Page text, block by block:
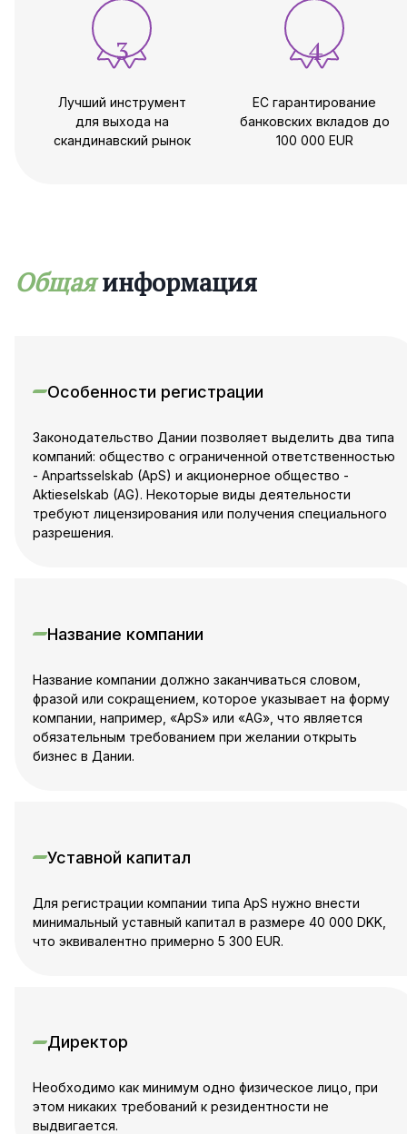
3
Лучший инструмент
для выхода на
скандинавский рынок
4
ЕС гарантирование
банковских вкладов до
100 000 EUR
Общая информация
Особенности регистрации
Законодательство Дании позволяет выделить два типа
компаний: общество с ограниченной ответственностью
- Anpartsselskab (ApS) и акционерное общество -
Aktieselskab (AG). Некоторые виды деятельности
требуют лицензирования или получения специального
разрешения.
Название компании
Название компании должно заканчиваться словом,
фразой или сокращением, которое указывает на форму
компании, например, «ApS» или «AG», что является
обязательным требованием при желании открыть
бизнес в Дании.
Уставной капитал
Для регистрации компании типа ApS нужно внести
минимальный уставный капитал в размере 40 000 DKK,
что эквивалентно примерно 5 300 EUR.
Директор
Необходимо как минимум одно физическое лицо, при
этом никаких требований к резидентности не
выдвигается.